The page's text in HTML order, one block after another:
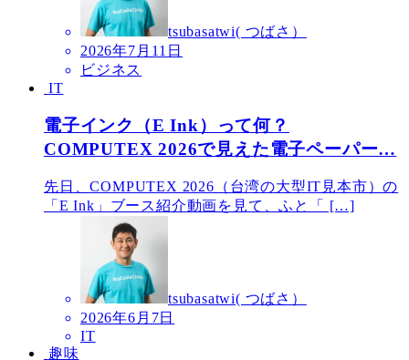
tsubasatwi( つばさ）
2026年7月11日
ビジネス
IT
電子インク（E Ink）って何？
COMPUTEX 2026で見えた電子ペーパー…
先日、COMPUTEX 2026（台湾の大型IT見本市）の
「E Ink」ブース紹介動画を見て、ふと「 […]
tsubasatwi( つばさ）
2026年6月7日
IT
趣味